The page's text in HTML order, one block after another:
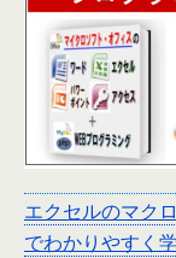
エクセルのマク
でわかりやすく